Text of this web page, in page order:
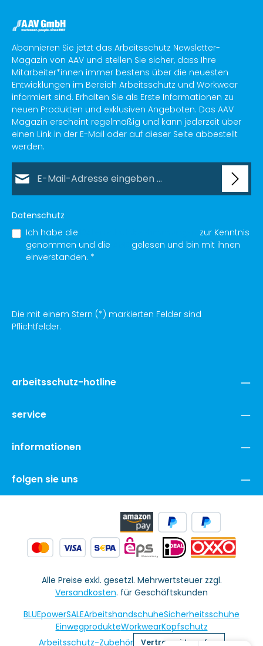
Abonnieren Sie jetzt das Arbeitsschutz Newsletter-
Magazin von AAV und stellen Sie sicher, dass Ihre
Mitarbeiter*innen immer bestens über die neuesten
Entwicklungen im Bereich Arbeitsschutz und Workwear
informiert sind. Erhalten Sie als Erste Informationen zu
neuen Produkten und exklusiven Angeboten. Das AAV
Magazin erscheint regelmäßig und kann jederzeit über
einen Link in der E-Mail oder auf dieser Seite abbestellt
werden.
Datenschutz
Ich habe die
zur Kenntnis
genommen und die
gelesen und bin mit ihnen
einverstanden. *
Die mit einem Stern (*) markierten Felder sind
Pflichtfelder.
arbeitsschutz-hotline
service
informationen
folgen sie uns
Alle Preise exkl. gesetzl. Mehrwertsteuer zzgl.
Versandkosten. für Geschäftskunden
BLUEpowerSALEArbeitshandschuheSicherheitsschuhe
EinwegprodukteWorkwearKopfschutz
Arbeitsschutz-Zubehör
Vertrag widerrufen